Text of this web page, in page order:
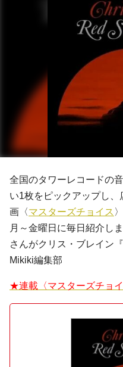
全国のタワーレコードの
い1枚をピックアップし
画〈マスターズチョイス
月～金曜日に毎日紹介し
さんがクリス・ブレイン
Mikiki編集部
★連載〈マスターズチョ